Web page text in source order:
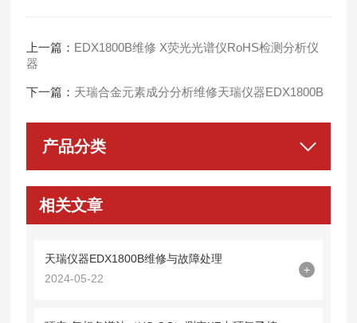
上一篇： EDX1800B维修 X荧光光谱仪RoHS检测分析仪
器
下一篇： 天瑞合金元素成分分析维修天瑞仪器EDX1800B
产品分类
相关文章
天瑞仪器EDX1800B维修与故障处理
2024-05-22
+